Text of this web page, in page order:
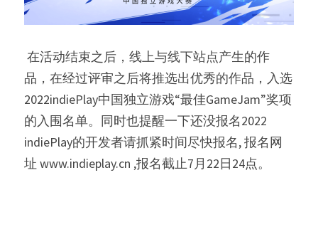
品，在经过评审之后将推选出优秀的作品，入选
2022indiePlay中国独立游戏“最佳GameJam”奖项
的入围名单。同时也提醒一下还没报名2022
indiePlay的开发者请抓紧时间尽快报名, 报名网
址 www.indieplay.cn ,报名截止7月22日24点。